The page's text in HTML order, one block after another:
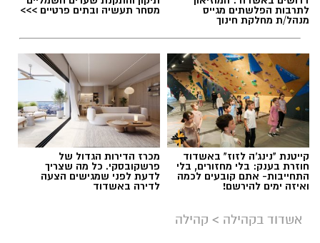
לתרבות הפלשתים מגייס
מנהל/ת מחלקת חינוך
מסחר תעשיה ובתים פרטיים >>>
קייטנת "נינג'ה לזוז" באשדוד
חוזרת בענק: בלי מחזורים, בלי
התחייבות- אתם קובעים לכמה
ואיזה ימים להירשם!
מכרז הדירות הגדול של
פרשקובסקי. כל מה שצריך
לדעת לפני שמגישים הצעה
לדירה באשדוד
אשדוד בקהילה > קהילה